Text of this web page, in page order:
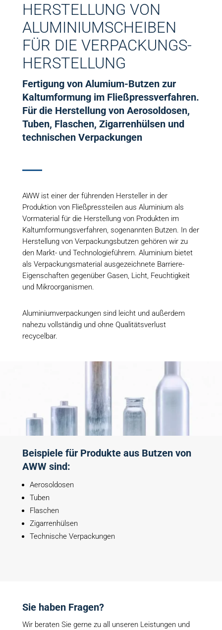
HERSTELLUNG VON
ALUMINIUM­SCHEIBEN
FÜR DIE VERPACKUNGS­
HERSTELLUNG
Fertigung von Alumium-Butzen zur
Kaltumformung im Fließpressverfahren.
Für die Herstellung von Aerosoldosen,
Tuben, Flaschen, Zigarrenhülsen und
technischen Verpackungen
AWW ist einer der führenden Hersteller in der
Produktion von Fließpressteilen aus Aluminium als
Vormaterial für die Herstellung von Produkten im
Kaltumformungsverfahren, sogenannten Butzen. In der
Herstellung von Verpackungsbutzen gehören wir zu
den Markt- und Technologieführern. Aluminium bietet
als Verpackungsmaterial ausgezeichnete Barriere-
Eigenschaften gegenüber Gasen, Licht, Feuchtigkeit
und Mikroorganismen.
Aluminiumverpackungen sind leicht und außerdem
nahezu vollständig und ohne Qualitätsverlust
recycelbar.
Beispiele für Produkte aus Butzen von
AWW sind:
Aerosoldosen
Tuben
Flaschen
Zigarrenhülsen
Technische Verpackungen
Sie haben Fragen?
Wir beraten Sie gerne zu all unseren Leistungen und